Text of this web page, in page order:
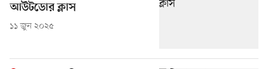
আউটডোর ক্লাস
১১ জুন ২০২৫